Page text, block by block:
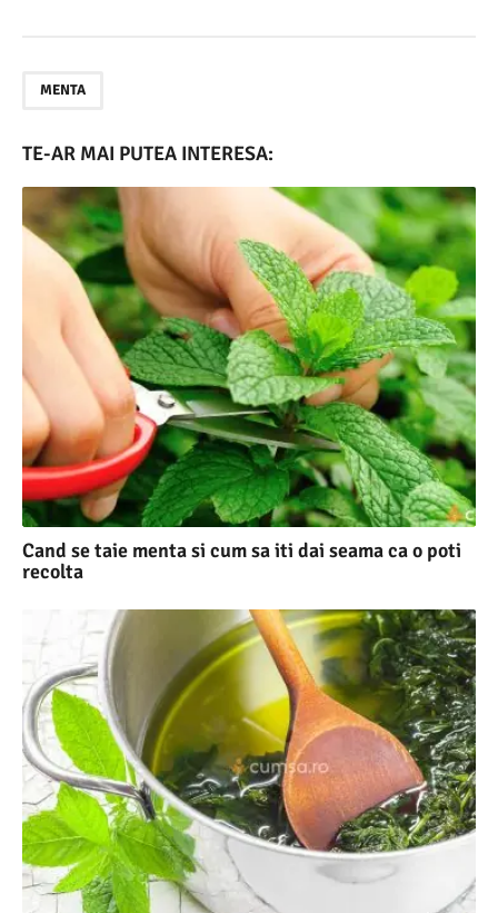
MENTA
TE-AR MAI PUTEA INTERESA:
Cand se taie menta si cum sa iti dai seama ca o poti
recolta